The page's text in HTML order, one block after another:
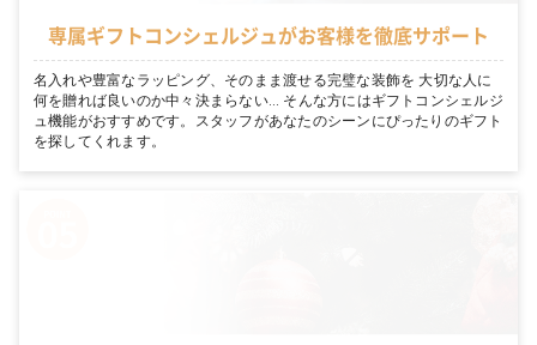
専属ギフトコンシェルジュがお客様を徹底サポート
名入れや豊富なラッピング、そのまま渡せる完璧な装飾を 大切な人に
何を贈れば良いのか中々決まらない… そんな方にはギフトコンシェルジ
ュ機能がおすすめです。スタッフがあなたのシーンにぴったりのギフト
を探してくれます。